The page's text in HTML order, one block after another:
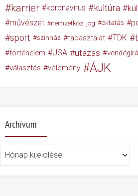
karrier koronavírus kultúra
művészet nemzetközi jog oktatás
sport színház tapasztalat TDK
történelem USA utazás
választás vélemény ÁJK
Archívum
Archívum